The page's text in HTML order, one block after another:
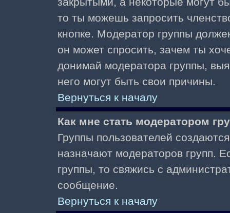
то ты можешь запросить
кнопке. Модератор группы
он может спросить, зачем ты
донимай модератора группы,
него могут быть свои причины.
Вернуться к началу
Как мне стать модератором
Группы пользователей
назначают модераторов групп.
группы, то свяжись с
сообщение.
Вернуться к началу